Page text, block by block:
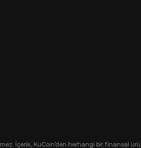
İçerik, KuCoin'den herhangi bir finansal